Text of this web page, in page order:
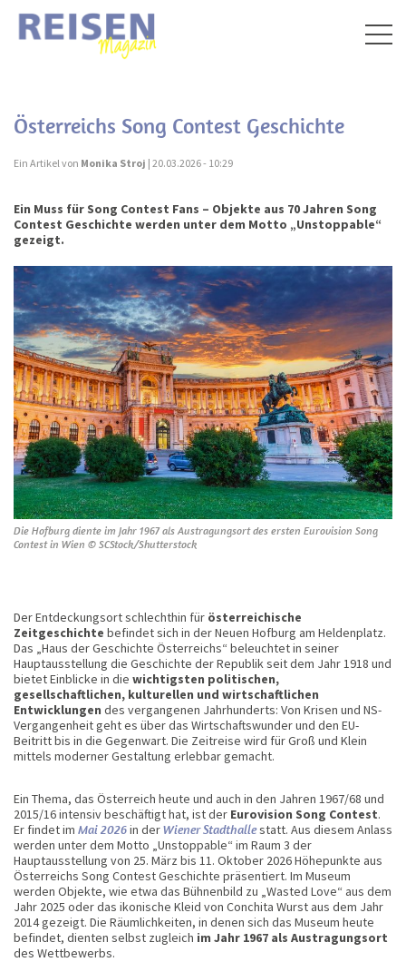
Österreichs Song Contest Geschichte
Ein Artikel von Monika Stroj | 20.03.2026 - 10:29
Ein Muss für Song Contest Fans – Objekte aus 70 Jahren Song
Contest Geschichte werden unter dem Motto „Unstoppable“
gezeigt.
Die Hofburg diente im Jahr 1967 als Austragungsort des ersten Eurovision Song
Contest in Wien © SCStock/Shutterstock
Der Entdeckungsort schlechthin für österreichische
Zeitgeschichte befindet sich in der Neuen Hofburg am Heldenplatz.
Das „Haus der Geschichte Österreichs“ beleuchtet in seiner
Hauptausstellung die Geschichte der Republik seit dem Jahr 1918 und
bietet Einblicke in die wichtigsten politischen,
gesellschaftlichen, kulturellen und wirtschaftlichen
Entwicklungen des vergangenen Jahrhunderts: Von Krisen und NS-
Vergangenheit geht es über das Wirtschaftswunder und den EU-
Beitritt bis in die Gegenwart. Die Zeitreise wird für Groß und Klein
mittels moderner Gestaltung erlebbar gemacht.
Ein Thema, das Österreich heute und auch in den Jahren 1967/68 und
2015/16 intensiv beschäftigt hat, ist der Eurovision Song Contest.
Er findet im Mai 2026in derWiener Stadthallestatt. Aus diesem Anlass
werden unter dem Motto „Unstoppable“ im Raum 3 der
Hauptausstellung von 25. März bis 11. Oktober 2026 Höhepunkte aus
Österreichs Song Contest Geschichte präsentiert. Im Museum
werden Objekte, wie etwa das Bühnenbild zu „Wasted Love“ aus dem
Jahr 2025 oder das ikonische Kleid von Conchita Wurst aus dem Jahr
2014 gezeigt. Die Räumlichkeiten, in denen sich das Museum heute
befindet, dienten selbst zugleich im Jahr 1967 als Austragungsort
des Wettbewerbs.